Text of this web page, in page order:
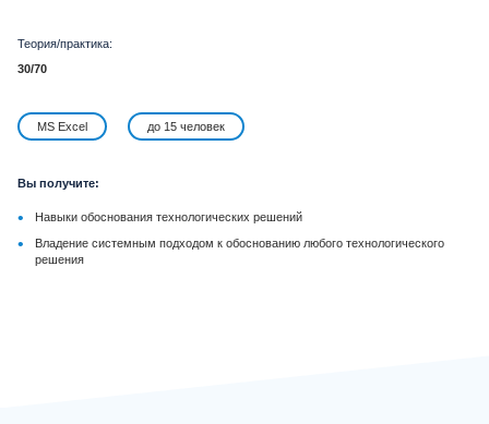
Теория/практика:
30/70
MS Excel до 15 человек
Вы получите:
• Навыки обоснования технологических решений
•
Владение системным подходом к обоснованию любого технологического
решения